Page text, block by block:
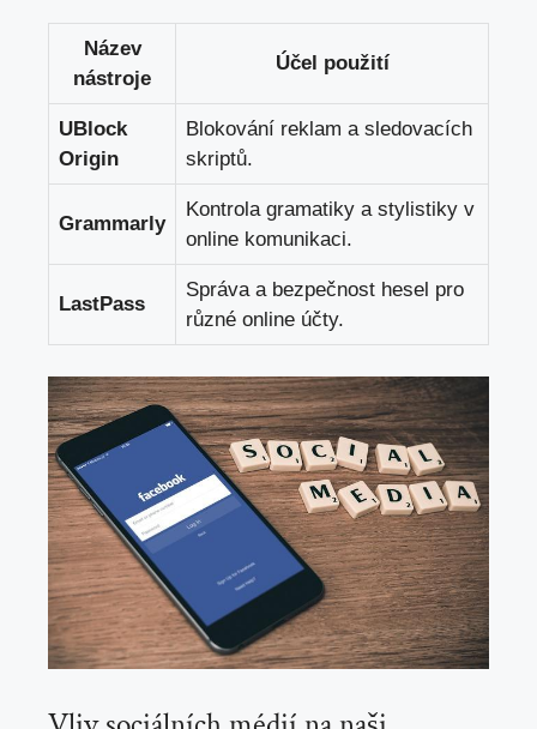
Název
nástroje
Účel použití
UBlock
Origin
Blokování reklam a sledovacích
skriptů.
Grammarly
Kontrola gramatiky a stylistiky v
online komunikaci.
LastPass
Správa a bezpečnost hesel pro
různé online účty.